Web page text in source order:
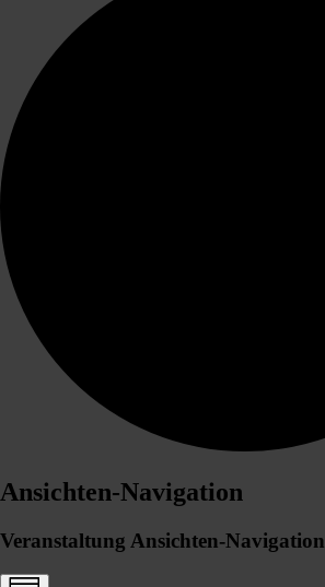
Ansichten-Navigation
Veranstaltung Ansichten-Navigation